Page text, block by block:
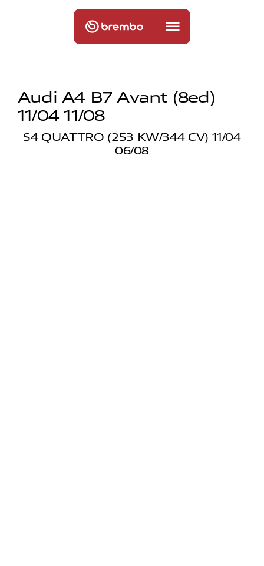
Audi A4 B7 Avant (8ed)
11/04 11/08
S4 QUATTRO (253 KW/344 CV) 11/04
06/08